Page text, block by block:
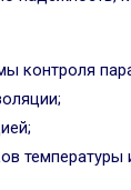
контроля
температуры